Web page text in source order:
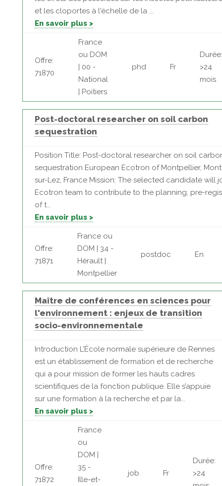
et les cloportes à l'échelle de la ...
En savoir plus >
Offre:
71870
France
ou DOM
| 00 -
National
| Poitiers
phd Fr
Durée:
>24
mois
Post-doctoral researcher on soil carbon
sequestration
Position Title: Post-doctoral researcher on soil
sequestration European Ecotron of Montpellier,
sur-Lez, France Mission: The selected candidate will
Ecotron team to contribute to the planning, pre-
of t...
En savoir plus >
Offre:
71871
France ou
DOM | 34 -
Hérault |
Montpellier
postdoc En
Maître de conférences en sciences pour
l'environnement : enjeux de transition
socio-environnementale
Introduction L’École normale supérieure de Rennes
est un établissement de formation et de recherche
qui a pour mission de former les hauts cadres
scientifiques de la fonction publique. Elle s’appuie
sur une formation à la recherche et par la...
En savoir plus >
Offre:
71872
France
ou
DOM |
35 -
Ille-et-
job Fr
Durée:
>24